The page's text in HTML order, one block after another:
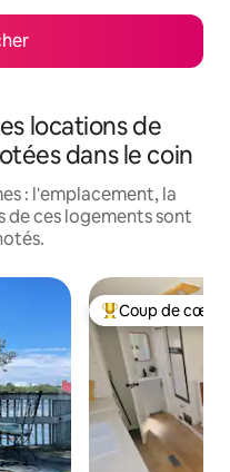
locations de
dans le coin
: l'emplacement, la
ces logements sont
plus aimés Coup de cœur
Coup de cœur